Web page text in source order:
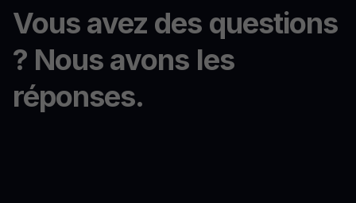
Vous avez des questions
? Nous avons les
réponses.